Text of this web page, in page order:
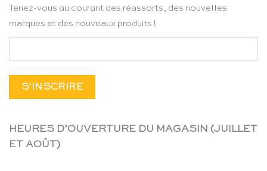
Tenez-vous au courant des réassorts, des nouvelles
marques et des nouveaux produits !
HEURES D’OUVERTURE DU MAGASIN (JUILLET
ET AOÛT)